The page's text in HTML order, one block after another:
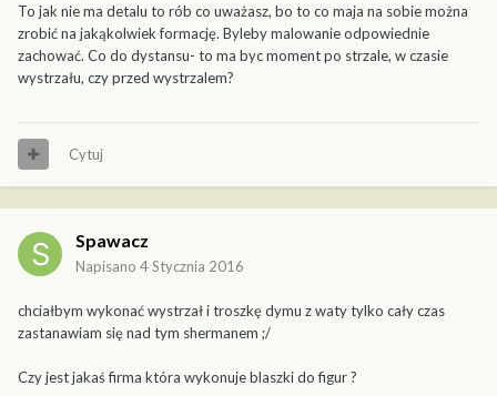
To jak nie ma detalu to rób co uważasz, bo to co maja na sobie można
zrobić na jakąkolwiek formację. Byleby malowanie odpowiednie
zachować. Co do dystansu- to ma byc moment po strzale, w czasie
wystrzału, czy przed wystrzalem?
Cytuj
Spawacz
Napisano 4 Stycznia 2016
chciałbym wykonać wystrzał i troszkę dymu z waty tylko cały czas
zastanawiam się nad tym shermanem ;/
Czy jest jakaś firma która wykonuje blaszki do figur ?